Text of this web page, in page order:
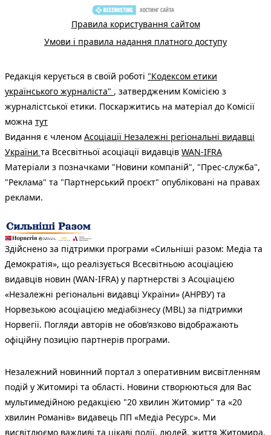
Правила користування сайтом
Умови і правила надання платного доступу
Редакція керується в своїй роботі "Кодексом етики
українського журналіста" , затвердженим Комісією з
журналістської етики. Поскаржитись на матеріал до Комісії
можна тут
Видання є членом Асоціації Незалежні регіональні видавці
України та Всесвітньої асоціації видавців WAN-IFRA
Матеріали з позначками "Новини компаній", "Прес-служба",
"Реклама" та "Партнерський проєкт" опубліковані на правах
реклами.
Здійснено за підтримки програми «Сильніші разом: Медіа та
Демократія», що реалізується Всесвітньою асоціацією
видавців новин (WAN-IFRA) у партнерстві з Асоціацією
«Незалежні регіональні видавці України» (АНРВУ) та
Норвезькою асоціацією медіабізнесу (MBL) за підтримки
Норвегії. Погляди авторів не обов’язково відображають
офіційну позицію партнерів програми.
Незалежний новинний портал з оперативним висвітленням
подій у Житомирі та області. Новини створюються для Вас
мультимедійною редакцією "20 хвилин Житомир" та «20
хвилин Романів» видавець ПП «Медіа Ресурс». Ми
висвітлюємо важливі та цікаві події, людей, життя Житомира.